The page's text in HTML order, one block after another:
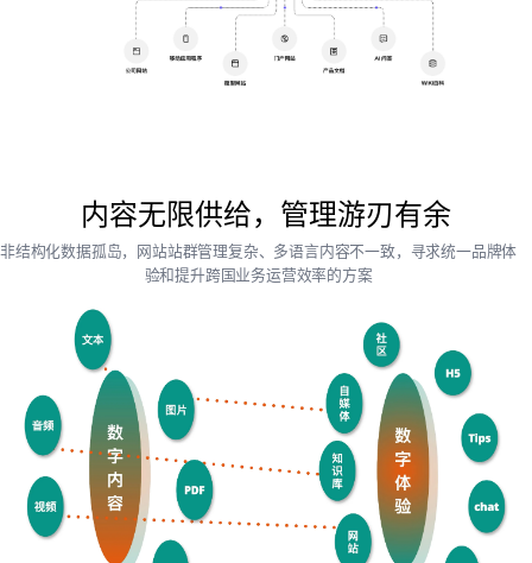
内容无限供给，管理游刃有余
非结构化数据孤岛，网站站群管理复杂、多语言内容不一致，寻求统一品牌体
验和提升跨国业务运营效率的方案